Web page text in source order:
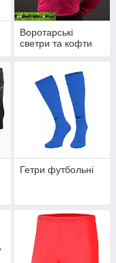
Воротарські
светри та кофти
Гетри футбольні